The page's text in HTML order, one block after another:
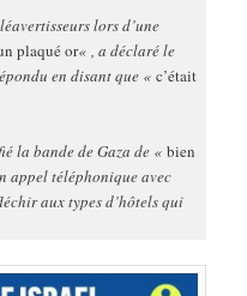
lors d’une
plaqué or« , a déclaré le
en disant que «c’était
la bande de Gaza de «bien
appel téléphonique avec
aux types d’hôtels qui